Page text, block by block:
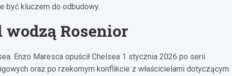
być kluczem do odbudowy.
Rosenior
Enzo Maresca opuścił Chelsea 1 stycznia 2026 po serii
oraz po rzekomym konflikcie z właścicielami dotyczącym